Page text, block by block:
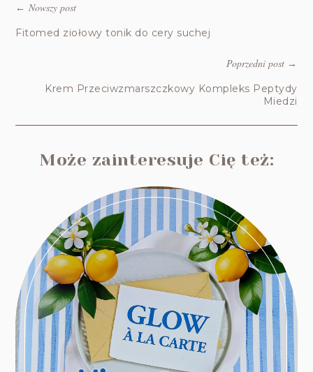
←Nowszy post
Fitomed ziołowy tonik do cery suchej
Poprzedni post→
Krem Przeciwzmarszczkowy Kompleks Peptydy
Miedzi
Może zainteresuje Cię też: